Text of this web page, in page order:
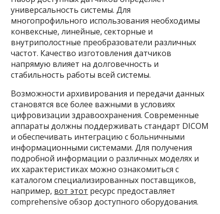
универсальность системы. Для
многопрофильного использования необходимы
конвексные, линейные, секторные и
внутриполостные преобразователи различных
частот. Качество изготовления датчиков
напрямую влияет на долговечность и
стабильность работы всей системы.
Возможности архивирования и передачи данных
становятся все более важными в условиях
цифровизации здравоохранения. Современные
аппараты должны поддерживать стандарт DICOM
и обеспечивать интеграцию с больничными
информационными системами. Для получения
подробной информации о различных моделях и
их характеристиках можно ознакомиться с
каталогом специализированных поставщиков,
например, вот этот ресурс предоставляет
comprehensive обзор доступного оборудования.